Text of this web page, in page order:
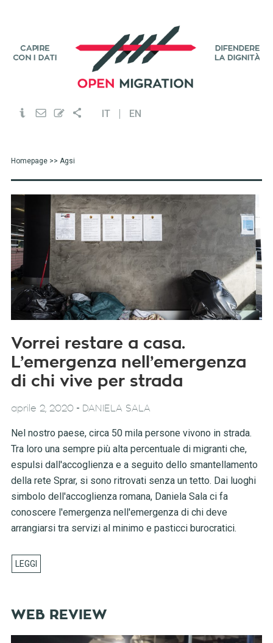
IT EN
Homepage>> Agsi
Vorrei restare a casa.
L’emergenza nell’emergenza
di chi vive per strada
aprile 2, 2020- DANIELA SALA
Nel nostro paese, circa 50 mila persone vivono in strada.
Tra loro una sempre più alta percentuale di migranti che,
espulsi dall'accoglienza e a seguito dello smantellamento
della rete Sprar, si sono ritrovati senza un tetto. Dai luoghi
simbolo dell'accoglienza romana, Daniela Sala ci fa
conoscere l'emergenza nell'emergenza di chi deve
arrangiarsi tra servizi al minimo e pasticci burocratici.
WEB REVIEW